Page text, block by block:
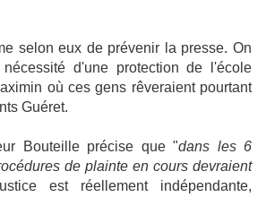
selon eux de prévenir la presse. On
d'une protection de l'école
où ces gens rêveraient pourtant
Guéret.
Bouteille précise que "dans les 6
de plainte en cours devraient
est réellement indépendante,